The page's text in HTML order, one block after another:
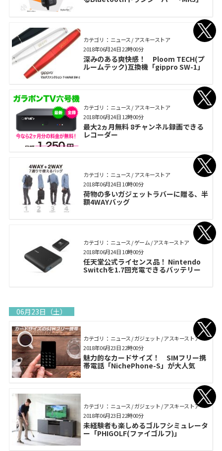
カテゴリ： ニュース / アスキーストア
深みのある爽快感！ Ploom TECH(プ
ルームテック)互換機「gippro SW-1」
2018年06月24日 22時00分
カテゴリ： ニュース / アスキーストア
最大2ヵ月無料 8チャンネル録画できる
レコーダー
2018年06月24日 12時00分
カテゴリ： ニュース / アスキーストア
荷物の多いガジェットラバーに贈る、半
額4WAYバッグ
2018年06月24日 10時00分
カテゴリ： ニュース / ゲーム / アスキーストア
任天堂公式ライセンス品！ Nintendo
Switchを1.7回充電できるバッテリー
2018年06月24日 10時00分
06月23日（土）
カテゴリ： ニュース / ガジェット / アスキーストア
魅力的なカードサイズ！ SIMフリー携
帯電話「NichePhone-S」が大人気
2018年06月23日 22時00分
カテゴリ： ニュース / ガジェット / アスキーストア
未経験者も楽しめるゴルフシミュレータ
ー「PHIGOLF(ファイゴルフ)」
2018年06月23日 22時00分